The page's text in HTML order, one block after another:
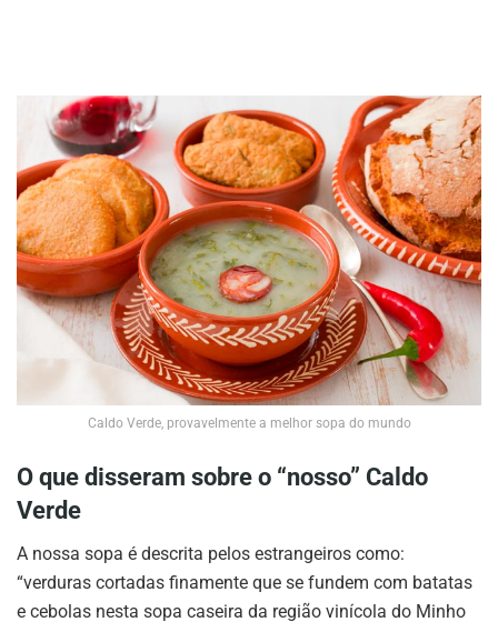
Caldo Verde, provavelmente a melhor sopa do mundo
O que disseram sobre o “nosso” Caldo
Verde
A nossa sopa é descrita pelos estrangeiros como:
“verduras cortadas finamente que se fundem com batatas
e cebolas nesta sopa caseira da região vinícola do Minho